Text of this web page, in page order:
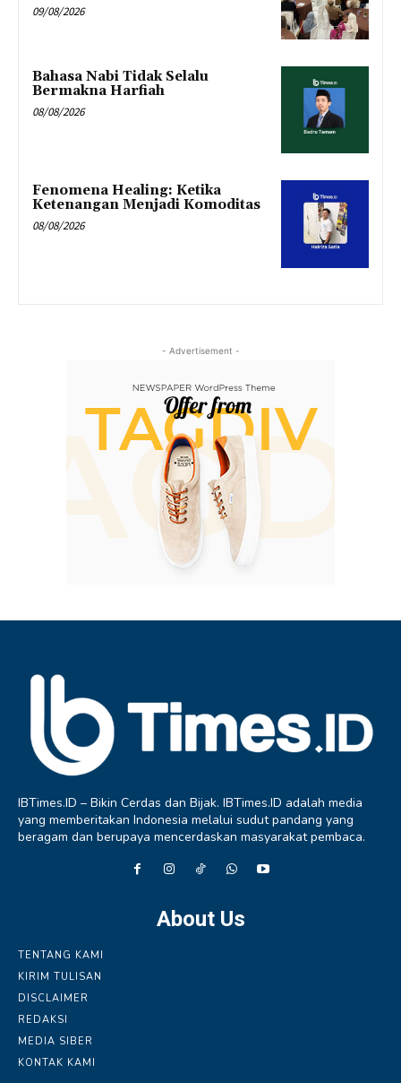
09/08/2026
Bahasa Nabi Tidak Selalu
Bermakna Harfiah
08/08/2026
Fenomena Healing: Ketika
Ketenangan Menjadi Komoditas
08/08/2026
- Advertisement -
IBTimes.ID – Bikin Cerdas dan Bijak. IBTimes.ID adalah media
yang memberitakan Indonesia melalui sudut pandang yang
beragam dan berupaya mencerdaskan masyarakat pembaca.
About Us
TENTANG KAMI
KIRIM TULISAN
DISCLAIMER
REDAKSI
MEDIA SIBER
KONTAK KAMI